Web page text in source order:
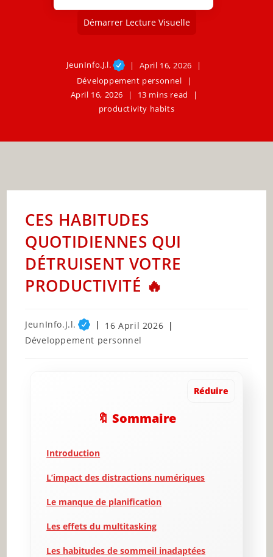
Démarrer Lecture Visuelle
JeunInfo.J.l.
April 16, 2026
Développement personnel
April 16, 2026
13 mins read
productivity habits
CES HABITUDES
QUOTIDIENNES QUI
DÉTRUISENT VOTRE
PRODUCTIVITÉ 🔥
Post
author:
JeunInfo.J.l.
Post
published:
16 April 2026
Post
Développement personnel
Réduire
🔖 Sommaire
Introduction
L’impact des distractions numériques
Le manque de planification
Les effets du multitasking
Les habitudes de sommeil inadaptées